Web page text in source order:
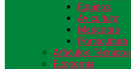
Equinos
Avicultura
Mascotas
Porcicultura
Artículos Técnicos
Economía